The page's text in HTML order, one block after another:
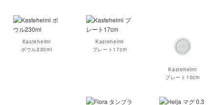
Kastehelmi
ボウル230ml
Kastehelmi
プレート17cm
Kastehelmi
プレート10cm